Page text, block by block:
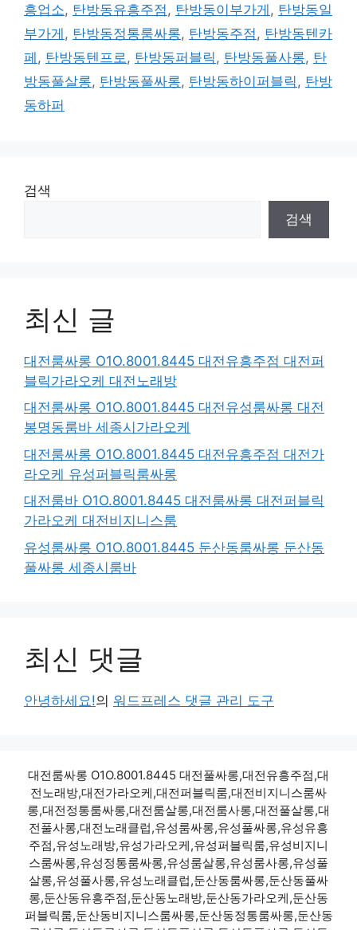
흥업소, 탄방동유흥주점 , 탄방동이부가게 , 탄방동일
부가게 , 탄방동정통룸싸롱, 탄방동주점 , 탄방동텐카
페 , 탄방동텐프로 , 탄방동퍼블릭 , 탄방동풀사롱, 탄
방동풀살롱, 탄방동풀싸롱, 탄방동하이퍼블릭 , 탄방
동하퍼
검색
검색
최신 글
대전룸싸롱 O1O.8001.8445 대전유흥주점 대전퍼
블릭가라오케 대전노래방
대전룸싸롱 O1O.8001.8445 대전유성룸싸롱 대전
봉명동룸바 세종시가라오케
대전룸싸롱 O1O.8001.8445 대전유흥주점 대전가
라오케 유성퍼블릭룸싸롱
대전룸바 O1O.8001.8445 대전룸싸롱 대전퍼블릭
가라오케 대전비지니스룸
유성룸싸롱 O1O.8001.8445 둔산동룸싸롱 둔산동
풀싸롱 세종시룸바
최신 댓글
안녕하세요!의 워드프레스 댓글 관리 도구
대전룸싸롱 O1O.8001.8445 대전풀싸롱,대전유흥주점,대
전노래방,대전가라오케,대전퍼블릭룸,대전비지니스룸싸
롱,대전정통룸싸롱,대전룸살롱,대전룸사롱,대전풀살롱,대
전풀사롱,대전노래클럽,유성룸싸롱,유성풀싸롱,유성유흥
주점,유성노래방,유성가라오케,유성퍼블릭룸,유성비지니
스룸싸롱,유성정통룸싸롱,유성룸살롱,유성룸사롱,유성풀
살롱,유성풀사롱,유성노래클럽,둔산동룸싸롱,둔산동풀싸
롱,둔산동유흥주점,둔산동노래방,둔산동가라오케,둔산동
퍼블릭룸,둔산동비지니스룸싸롱,둔산동정통룸싸롱,둔산동